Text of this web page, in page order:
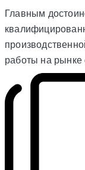
Главным
работы на рынке